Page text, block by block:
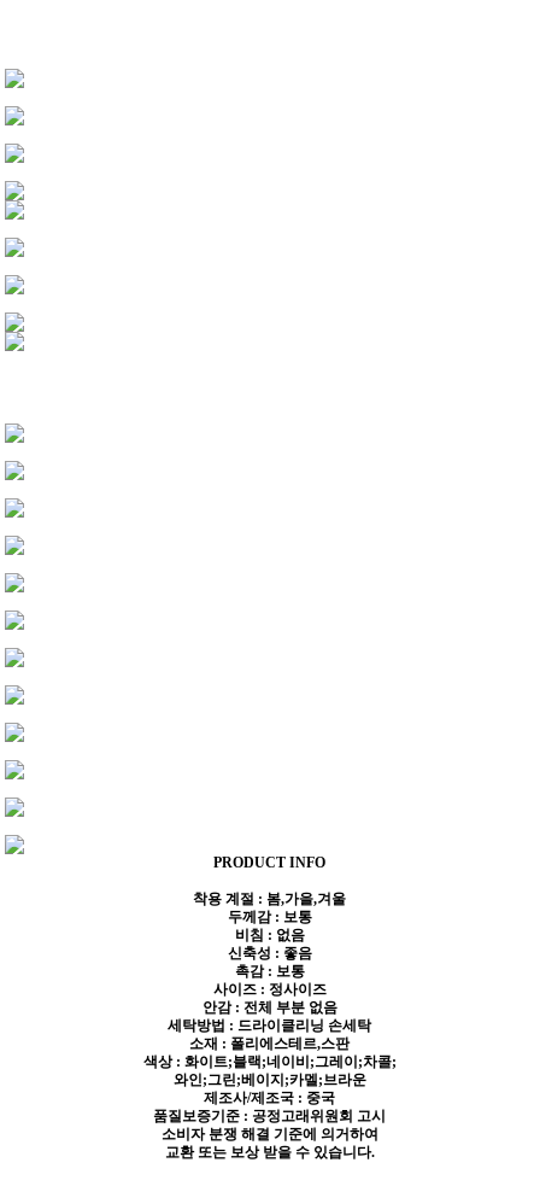
PRODUCT INFO
착용 계절 : 봄,가을,겨울
두께감 : 보통
비침 : 없음
신축성 : 좋음
촉감 : 보통
사이즈 : 정사이즈
안감 : 전체 부분 없음
세탁방법 : 드라이클리닝 손세탁
소재 : 폴리에스테르,스판
색상 : 화이트;블랙;네이비;그레이;차콜;
와인;그린;베이지;카멜;브라운
제조사/제조국 : 중국
품질보증기준 : 공정고래위원회 고시
소비자 분쟁 해결 기준에 의거하여
교환 또는 보상 받을 수 있습니다.